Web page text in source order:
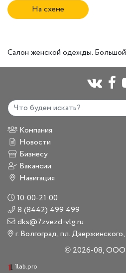
На схеме
Салон женской одежды.
Компания
Новости
Бизнесу
Вакансии
Навигация
© 2026-08, ООО
г. Волгоград, пл. Дзержинского,
10:00-21:00
8 (8442) 499 499
dks@7zvezd-vlg.ru
1lab.pro